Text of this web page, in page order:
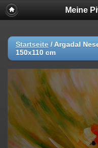
Meine
Startseite / Argadal
150x110 cm